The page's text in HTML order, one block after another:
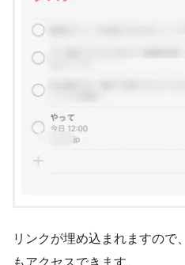
リンクが埋め込まれますので
もアクセスできます。